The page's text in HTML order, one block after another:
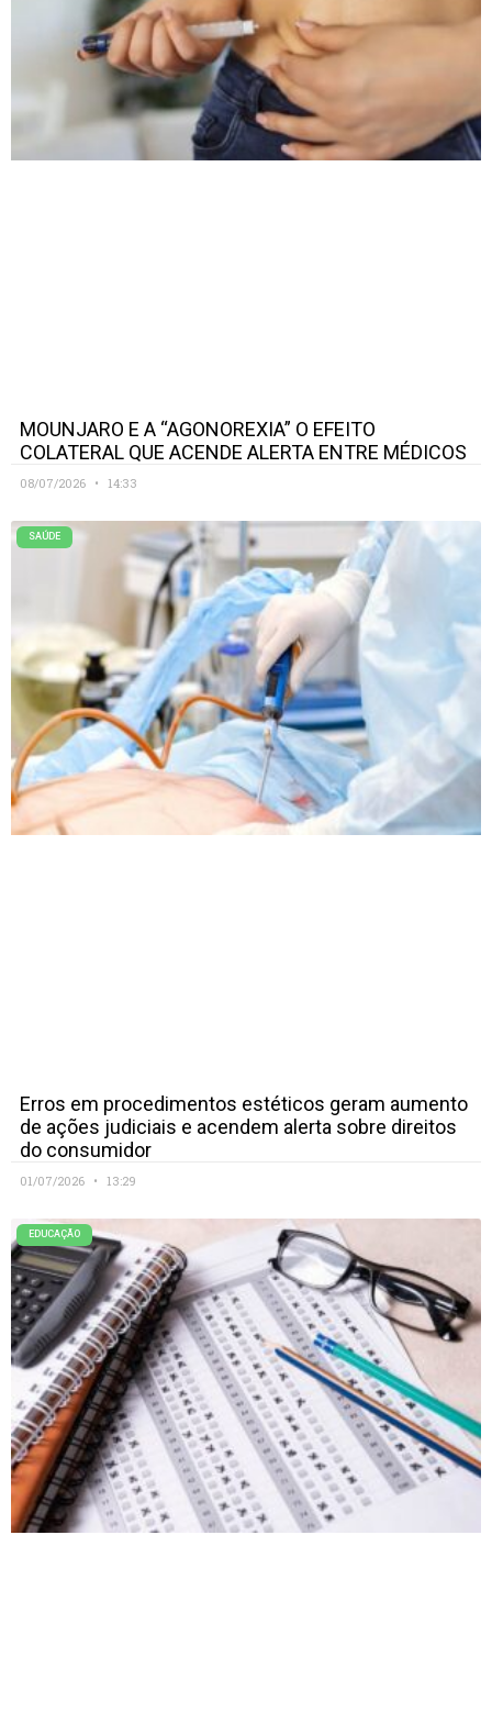
MOUNJARO E A “AGONOREXIA” O EFEITO
COLATERAL QUE ACENDE ALERTA ENTRE MÉDICOS
08/07/2026 14:33
SAÚDE
Erros em procedimentos estéticos geram aumento
de ações judiciais e acendem alerta sobre direitos
do consumidor
01/07/2026 13:29
EDUCAÇÃO